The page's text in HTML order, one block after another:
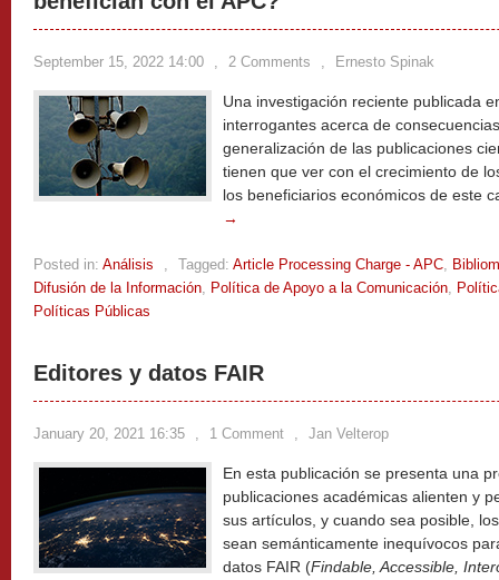
September 15, 2022 14:00 , 2 Comments , Ernesto Spinak
Una investigación reciente publicada
interrogantes acerca de
generalización de las publicaciones
tienen que ver con el crecimiento de
los beneficiarios económicos de este
→
Posted in: Análisis , Tagged: Article Processing Charge - APC,
Difusión de la Información, Política de Apoyo a la Comunicación,
Políticas Públicas
Editores y datos FAIR
January 20, 2021 16:35 , 1 Comment , Jan Velterop
En esta publicación se presenta una
publicaciones académicas alienten y
sus artículos, y cuando sea posible,
sean semánticamente inequívocos
datos FAIR (Findable, Accessible,